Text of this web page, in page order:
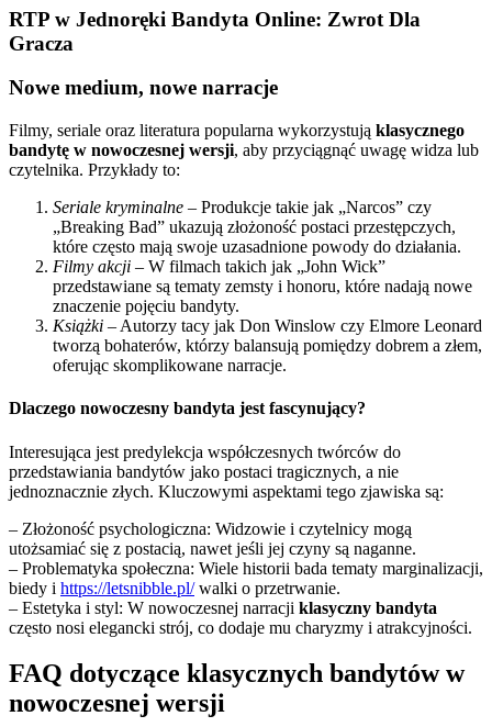
RTP w Jednoręki Bandyta Online: Zwrot Dla
Gracza
Nowe medium, nowe narracje
Filmy, seriale oraz literatura popularna wykorzystują klasycznego
bandytę w nowoczesnej wersji, aby przyciągnąć uwagę widza lub
czytelnika. Przykłady to:
Seriale kryminalne – Produkcje takie jak „Narcos” czy
„Breaking Bad” ukazują złożoność postaci przestępczych,
które często mają swoje uzasadnione powody do działania.
Filmy akcji – W filmach takich jak „John Wick”
przedstawiane są tematy zemsty i honoru, które nadają nowe
znaczenie pojęciu bandyty.
Książki – Autorzy tacy jak Don Winslow czy Elmore Leonard
tworzą bohaterów, którzy balansują pomiędzy dobrem a złem,
oferując skomplikowane narracje.
Dlaczego nowoczesny bandyta jest fascynujący?
Interesująca jest predylekcja współczesnych twórców do
przedstawiania bandytów jako postaci tragicznych, a nie
jednoznacznie złych. Kluczowymi aspektami tego zjawiska są:
– Złożoność psychologiczna: Widzowie i czytelnicy mogą
utożsamiać się z postacią, nawet jeśli jej czyny są naganne.
– Problematyka społeczna: Wiele historii bada tematy marginalizacji,
biedy i https://letsnibble.pl/walki o przetrwanie.
– Estetyka i styl: W nowoczesnej narracji klasyczny bandyta
często nosi elegancki strój, co dodaje mu charyzmy i atrakcyjności.
FAQ dotyczące klasycznych bandytów w
nowoczesnej wersji